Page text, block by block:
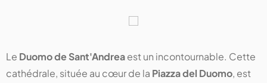
Le Duomo de Sant'Andreaest un incontournable. Cette
cathédrale, située au cœur de la Piazza del Duomo, est